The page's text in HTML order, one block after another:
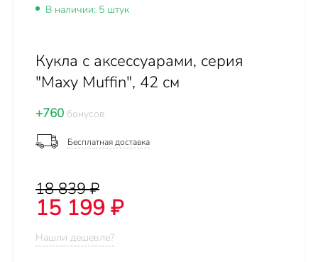
В наличии: 5 штук
Кукла с аксессуарами, серия
"Maxy Muffin", 42 см
+760 бонусов
Бесплатная доставка
18 839 ₽
15 199 ₽
Нашли дешевле?